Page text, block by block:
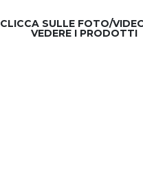
CLICCA SULLE FOTO/
VEDERE I PRODOTTI